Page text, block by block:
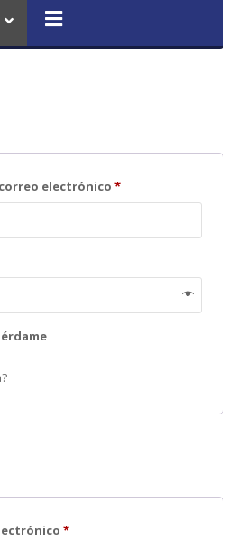
electrónico *Obligatorio
*Obligatorio